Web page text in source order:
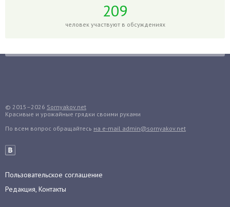
Гранат
Грядки
Гуава
Декабрист
Дельфиниум
209
человек участвуют в обсуждениях
© 2015–2026 Sornyakov.net
Красивые и урожайные грядки своими руками
По всем вопрос обращайтесь на e-mail admin@sornyakov.net
Пользовательское соглашение
Редакция, Контакты